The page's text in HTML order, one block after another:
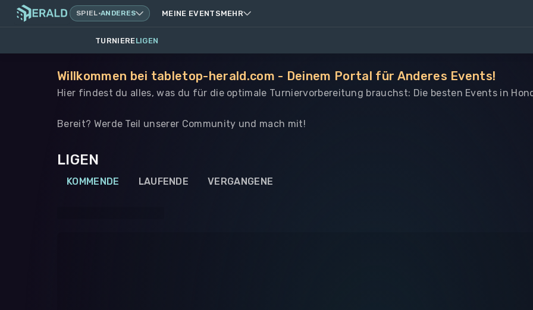
SPIEL·ANDERES MEINE EVENTSMEHR
TURNIERELIGEN
Willkommen bei tabletop-herald.com - Deinem Portal für Anderes Events!
Hier findest du alles, was du für die optimale Turniervorbereitung brauchst: Die besten Events in
Bereit? Werde Teil unserer Community und mach mit!
LIGEN
KOMMENDE LAUFENDE VERGANGENE